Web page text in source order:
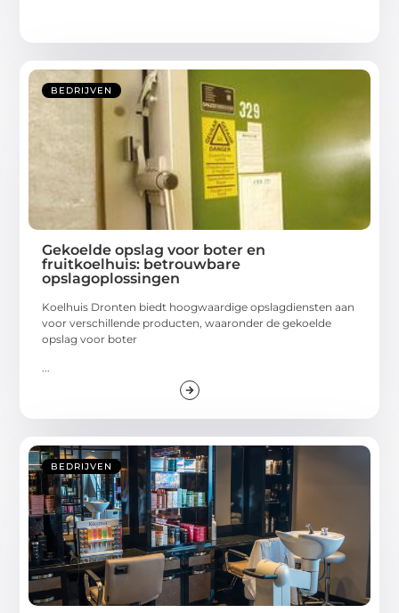
BEDRIJVEN
Gekoelde opslag voor boter en
fruitkoelhuis: betrouwbare
opslagoplossingen
Koelhuis Dronten biedt hoogwaardige opslagdiensten aan
voor verschillende producten, waaronder de gekoelde
opslag voor boter
...
BEDRIJVEN